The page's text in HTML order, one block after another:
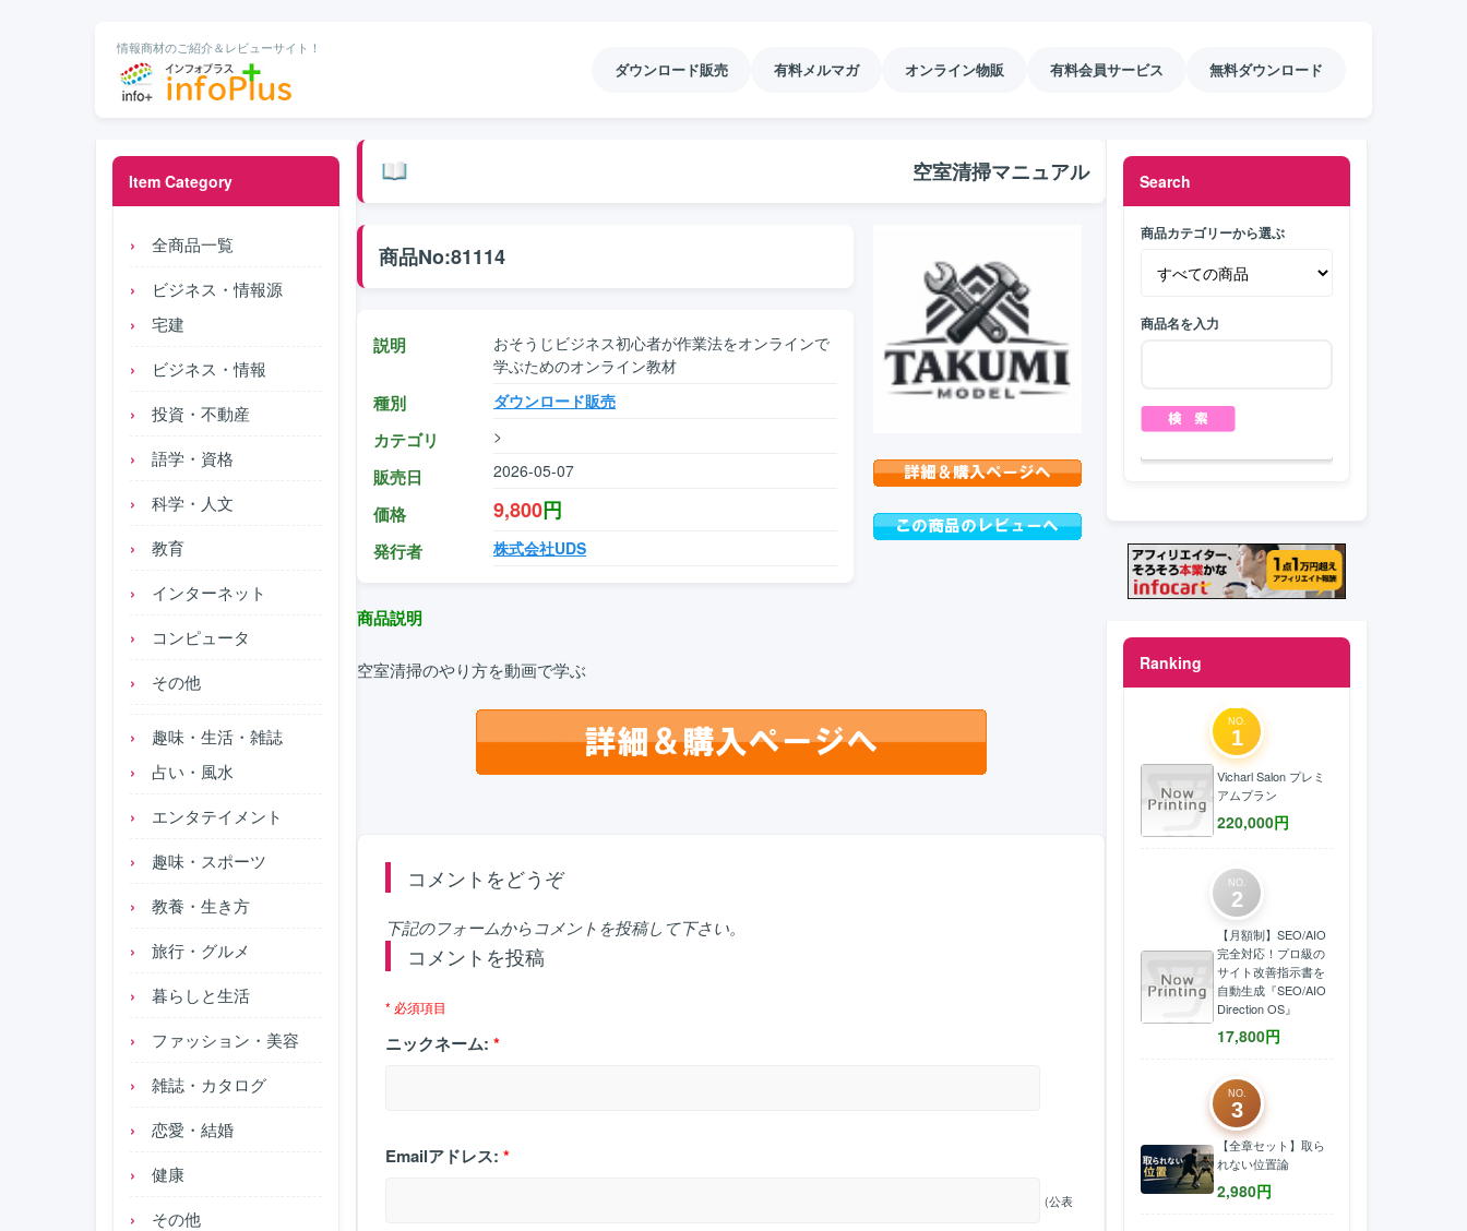
情報商材のご紹介＆レビューサイト！
ダウンロード販売 有料メルマガ オンライン物販 有料会員サービス 無料ダウンロード
Item Category
全商品一覧
ビジネス・情報源
宅建
ビジネス・情報
投資・不動産
語学・資格
科学・人文
教育
インターネット
コンピュータ
その他
趣味・生活・雑誌
占い・風水
エンタテイメント
趣味・スポーツ
教養・生き方
旅行・グルメ
暮らしと生活
ファッション・美容
雑誌・カタログ
恋愛・結婚
健康
その他
空室清掃マニュアル
商品No:81114
説明
おそうじビジネス初心者が作業法をオンラインで
学ぶためのオンライン教材
種別 ダウンロード販売
カテゴリ >
販売日 2026-05-07
価格 9,800円
発行者 株式会社UDS
商品説明
空室清掃のやり方を動画で学ぶ
コメントをどうぞ
下記のフォームからコメントを投稿して下さい。
コメントを投稿
* 必須項目
ニックネーム: *
Emailアドレス: *
(公表
Search
商品カテゴリーから選ぶ
商品名を入力
Ranking
NO.
1
Vicharl Salon プレミ
アムプラン
220,000円
NO.
2
【月額制】SEO/AIO
完全対応！プロ級の
サイト改善指示書を
自動生成『SEO/AIO
Direction OS』
17,800円
NO.
3
【全章セット】取ら
れない位置論
2,980円